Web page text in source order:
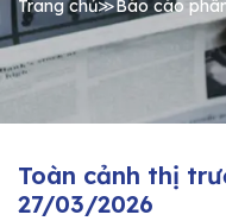
Trang chủ≫Báo cáo
Toàn cảnh thị
27/03/2026